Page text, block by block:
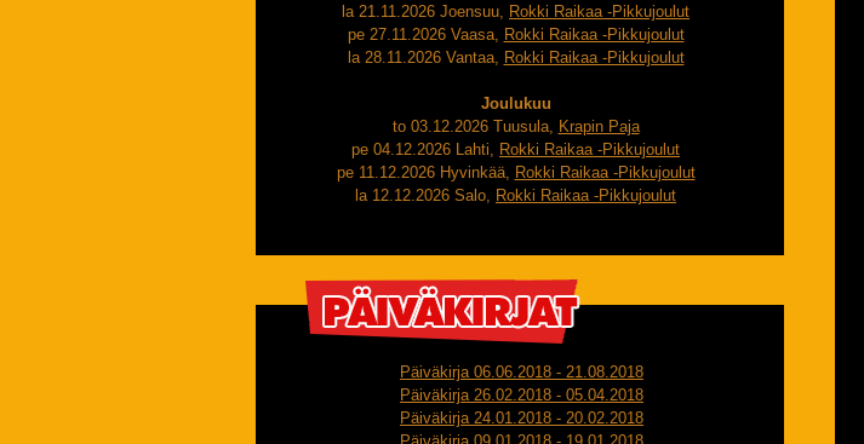
la 21.11.2026 Joensuu, Rokki Raikaa -Pikkujoulut
pe 27.11.2026 Vaasa, Rokki Raikaa -Pikkujoulut
la 28.11.2026 Vantaa, Rokki Raikaa -Pikkujoulut
Joulukuu
to 03.12.2026 Tuusula, Krapin Paja
pe 04.12.2026 Lahti, Rokki Raikaa -Pikkujoulut
pe 11.12.2026 Hyvinkää, Rokki Raikaa -Pikkujoulut
la 12.12.2026 Salo, Rokki Raikaa -Pikkujoulut
Päiväkirja 06.06.2018 - 21.08.2018
Päiväkirja 26.02.2018 - 05.04.2018
Päiväkirja 24.01.2018 - 20.02.2018